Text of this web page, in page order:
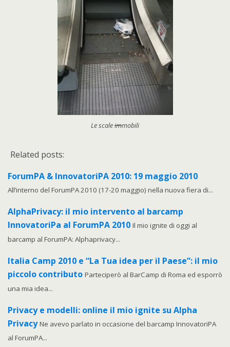
Le scaleimmobili
Related posts:
ForumPA & InnovatoriPA 2010: 19 maggio 2010
All’interno del ForumPA 2010 (17-20 maggio) nella nuova fiera di...
AlphaPrivacy: il mio intervento al barcamp
InnovatoriPa al ForumPA 2010 Il mio ignite di oggi al
barcamp al ForumPA: Alphaprivacy...
Italia Camp 2010 e “La Tua idea per il Paese”: il mio
piccolo contributo Parteciperò al BarCamp di Roma ed esporrò
una mia idea...
Privacy e modelli: online il mio ignite su Alpha
PrivacyNe avevo parlato in occasione del barcamp InnovatoriPA
al ForumPA...